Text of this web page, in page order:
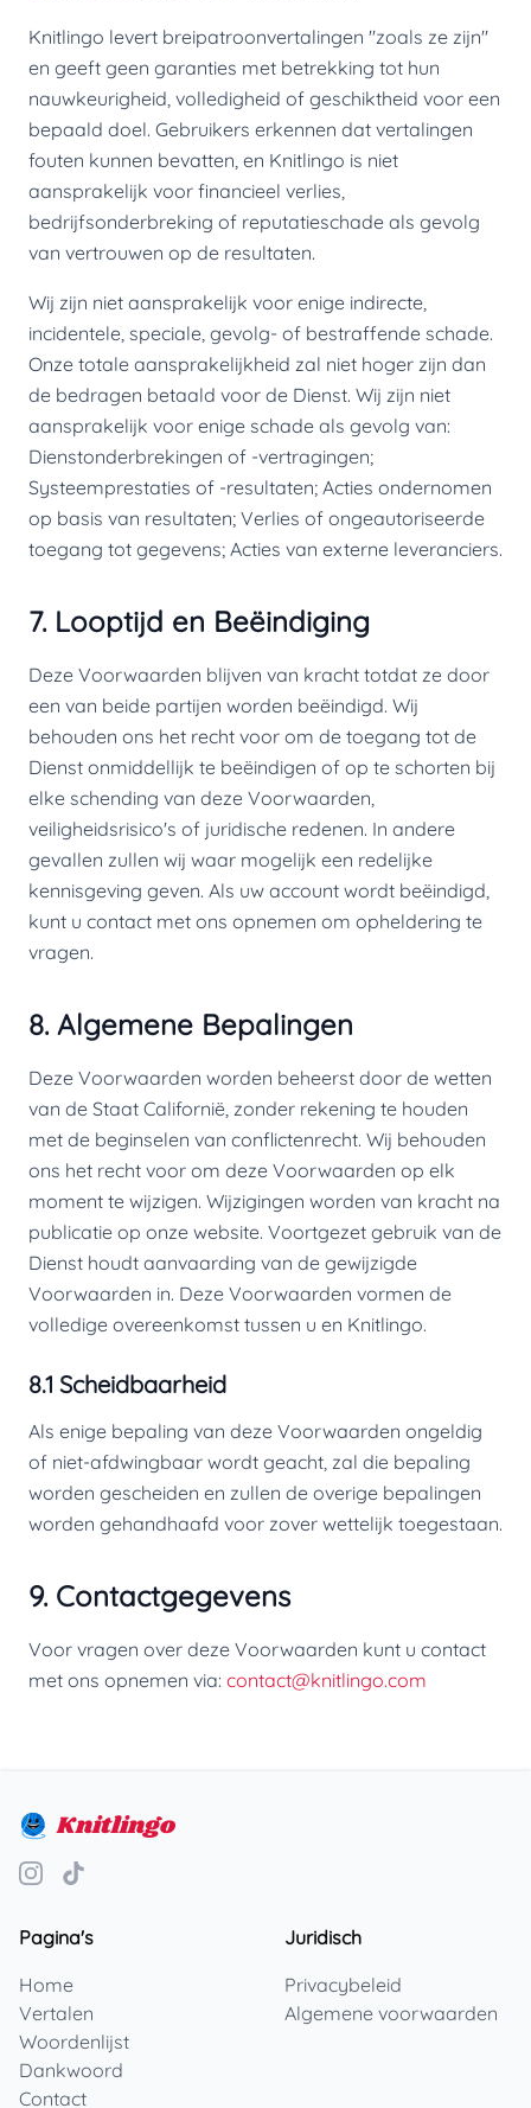
Knitlingo levert breipatroonvertalingen "zoals ze zijn"
en geeft geen garanties met betrekking tot hun
nauwkeurigheid, volledigheid of geschiktheid voor een
bepaald doel. Gebruikers erkennen dat vertalingen
fouten kunnen bevatten, en Knitlingo is niet
aansprakelijk voor financieel verlies,
bedrijfsonderbreking of reputatieschade als gevolg
van vertrouwen op de resultaten.
Wij zijn niet aansprakelijk voor enige indirecte,
incidentele, speciale, gevolg- of bestraffende schade.
Onze totale aansprakelijkheid zal niet hoger zijn dan
de bedragen betaald voor de Dienst. Wij zijn niet
aansprakelijk voor enige schade als gevolg van:
Dienstonderbrekingen of -vertragingen;
Systeemprestaties of -resultaten; Acties ondernomen
op basis van resultaten; Verlies of ongeautoriseerde
toegang tot gegevens; Acties van externe leveranciers.
7. Looptijd en Beëindiging
Deze Voorwaarden blijven van kracht totdat ze door
een van beide partijen worden beëindigd. Wij
behouden ons het recht voor om de toegang tot de
Dienst onmiddellijk te beëindigen of op te schorten bij
elke schending van deze Voorwaarden,
veiligheidsrisico's of juridische redenen. In andere
gevallen zullen wij waar mogelijk een redelijke
kennisgeving geven. Als uw account wordt beëindigd,
kunt u contact met ons opnemen om opheldering te
vragen.
8. Algemene Bepalingen
Deze Voorwaarden worden beheerst door de wetten
van de Staat Californië, zonder rekening te houden
met de beginselen van conflictenrecht. Wij behouden
ons het recht voor om deze Voorwaarden op elk
moment te wijzigen. Wijzigingen worden van kracht na
publicatie op onze website. Voortgezet gebruik van de
Dienst houdt aanvaarding van de gewijzigde
Voorwaarden in. Deze Voorwaarden vormen de
volledige overeenkomst tussen u en Knitlingo.
8.1 Scheidbaarheid
Als enige bepaling van deze Voorwaarden ongeldig
of niet-afdwingbaar wordt geacht, zal die bepaling
worden gescheiden en zullen de overige bepalingen
worden gehandhaafd voor zover wettelijk toegestaan.
9. Contactgegevens
Voor vragen over deze Voorwaarden kunt u contact
met ons opnemen via: contact@knitlingo.com
Knitlingo
Pagina's
Home
Vertalen
Woordenlijst
Dankwoord
Contact
Juridisch
Privacybeleid
Algemene voorwaarden